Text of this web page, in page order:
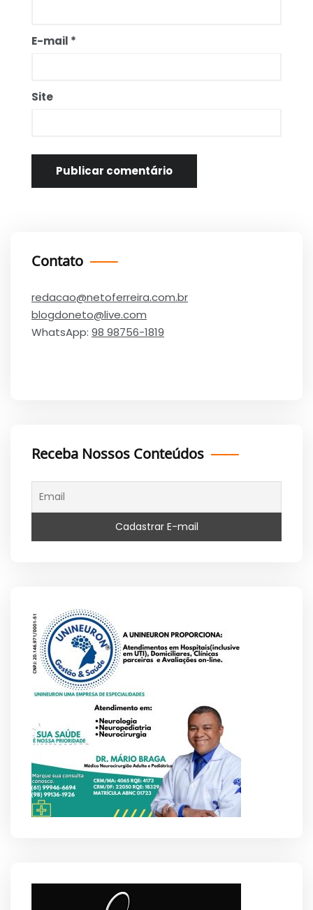
E-mail *
Site
Contato
redacao@netoferreira.com.br
blogdoneto@live.com
WhatsApp: 98 98756-1819
Receba Nossos Conteúdos